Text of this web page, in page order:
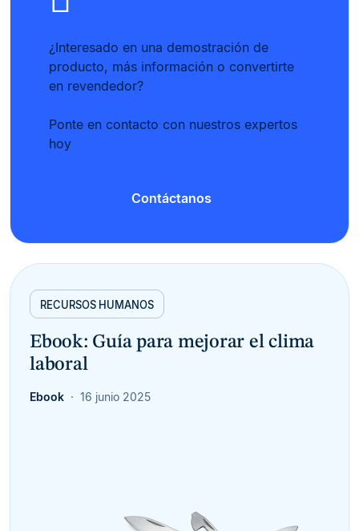
¿Interesado en una demostración de
producto, más información o convertirte
en revendedor?
Ponte en contacto con nuestros expertos
hoy
Contáctanos
RECURSOS HUMANOS
Ebook: Guía para mejorar el clima
laboral
Ebook 16 junio 2025